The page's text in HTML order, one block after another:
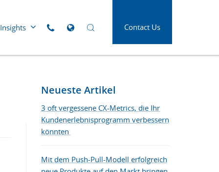
Papier, Druck und
Insights
von heute
Click to call us Contact Us
Neueste Artikel
3 oft vergessene CX-Metrics, die Ihr
Kundenerlebnisprogramm verbessern
könnten
Mit dem Push-Pull-Modell erfolgreich